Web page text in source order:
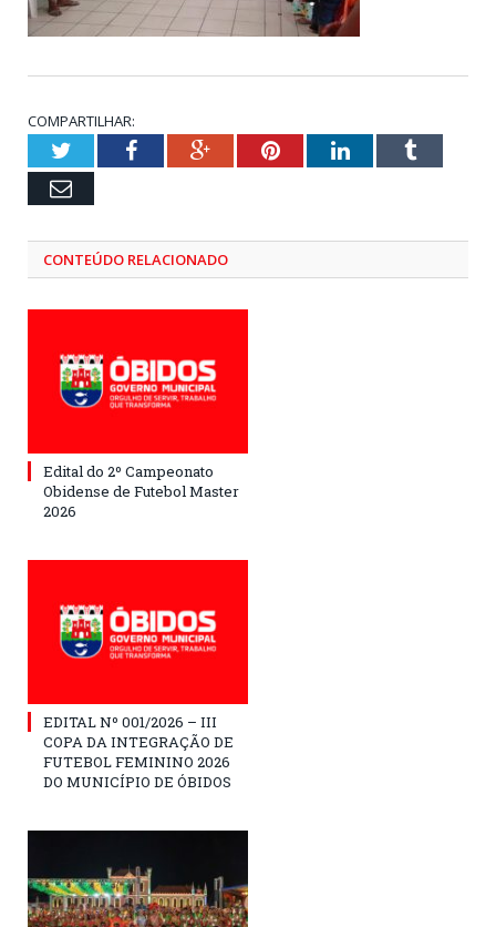
COMPARTILHAR:
TwitterFacebookGoogle+PinterestLinkedInTumblr
Email
CONTEÚDO RELACIONADO
Edital do 2º Campeonato
Obidense de Futebol Master
2026
EDITAL Nº 001/2026 – III
COPA DA INTEGRAÇÃO DE
FUTEBOL FEMININO 2026
DO MUNICÍPIO DE ÓBIDOS